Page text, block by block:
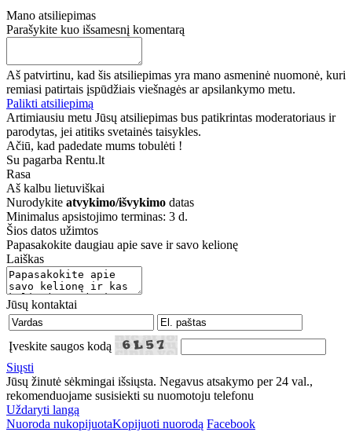
Mano atsiliepimas
Parašykite kuo išsamesnį komentarą
Aš patvirtinu, kad šis atsiliepimas yra mano asmeninė nuomonė, kuri
remiasi patirtais įspūdžiais viešnagės ar apsilankymo metu.
Palikti atsiliepimą
Artimiausiu metu Jūsų atsiliepimas bus patikrintas moderatoriaus ir
parodytas, jei atitiks svetainės taisykles.
Ačiū, kad padedate mums tobulėti !
Su pagarba Rentu.lt
Rasa
Aš kalbu lietuviškai
Nurodykite atvykimo/išvykimo datas
Minimalus apsistojimo terminas: 3 d.
Šios datos užimtos
Papasakokite daugiau apie save ir savo kelionę
Laiškas
Jūsų kontaktai
Įveskite saugos kodą
Siųsti
Jūsų žinutė sėkmingai išsiųsta. Negavus atsakymo per 24 val.,
rekomenduojame susisiekti su nuomotoju telefonu
Uždaryti langą
Nuoroda nukopijuotaKopijuoti nuorodą Facebook